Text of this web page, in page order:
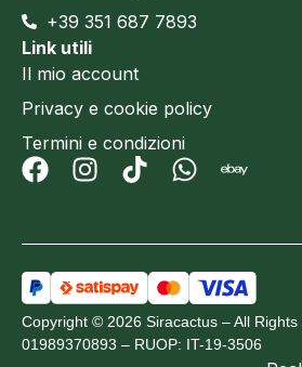
+39 351 687 7893
Link utili
Il mio account
Privacy e cookie policy
Termini e condizioni
Copyright © 2026 Siracactus – All Rights
01989370893 – RUOP: IT-19-3506